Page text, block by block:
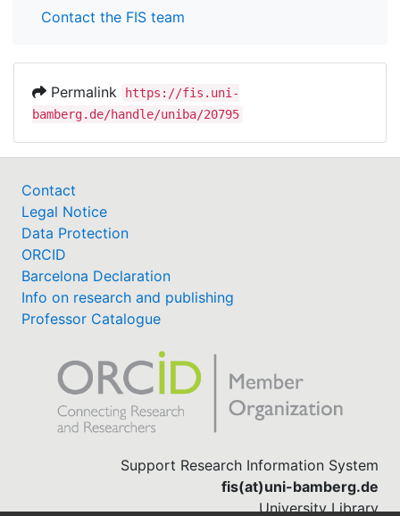
Contact the FIS team
Permalink
https://fis.uni-
bamberg.de/handle/uniba/20795
Contact
Legal Notice
Data Protection
ORCID
Barcelona Declaration
Info on research and publishing
Professor Catalogue
Support Research Information System
fis(at)uni-bamberg.de
University Library